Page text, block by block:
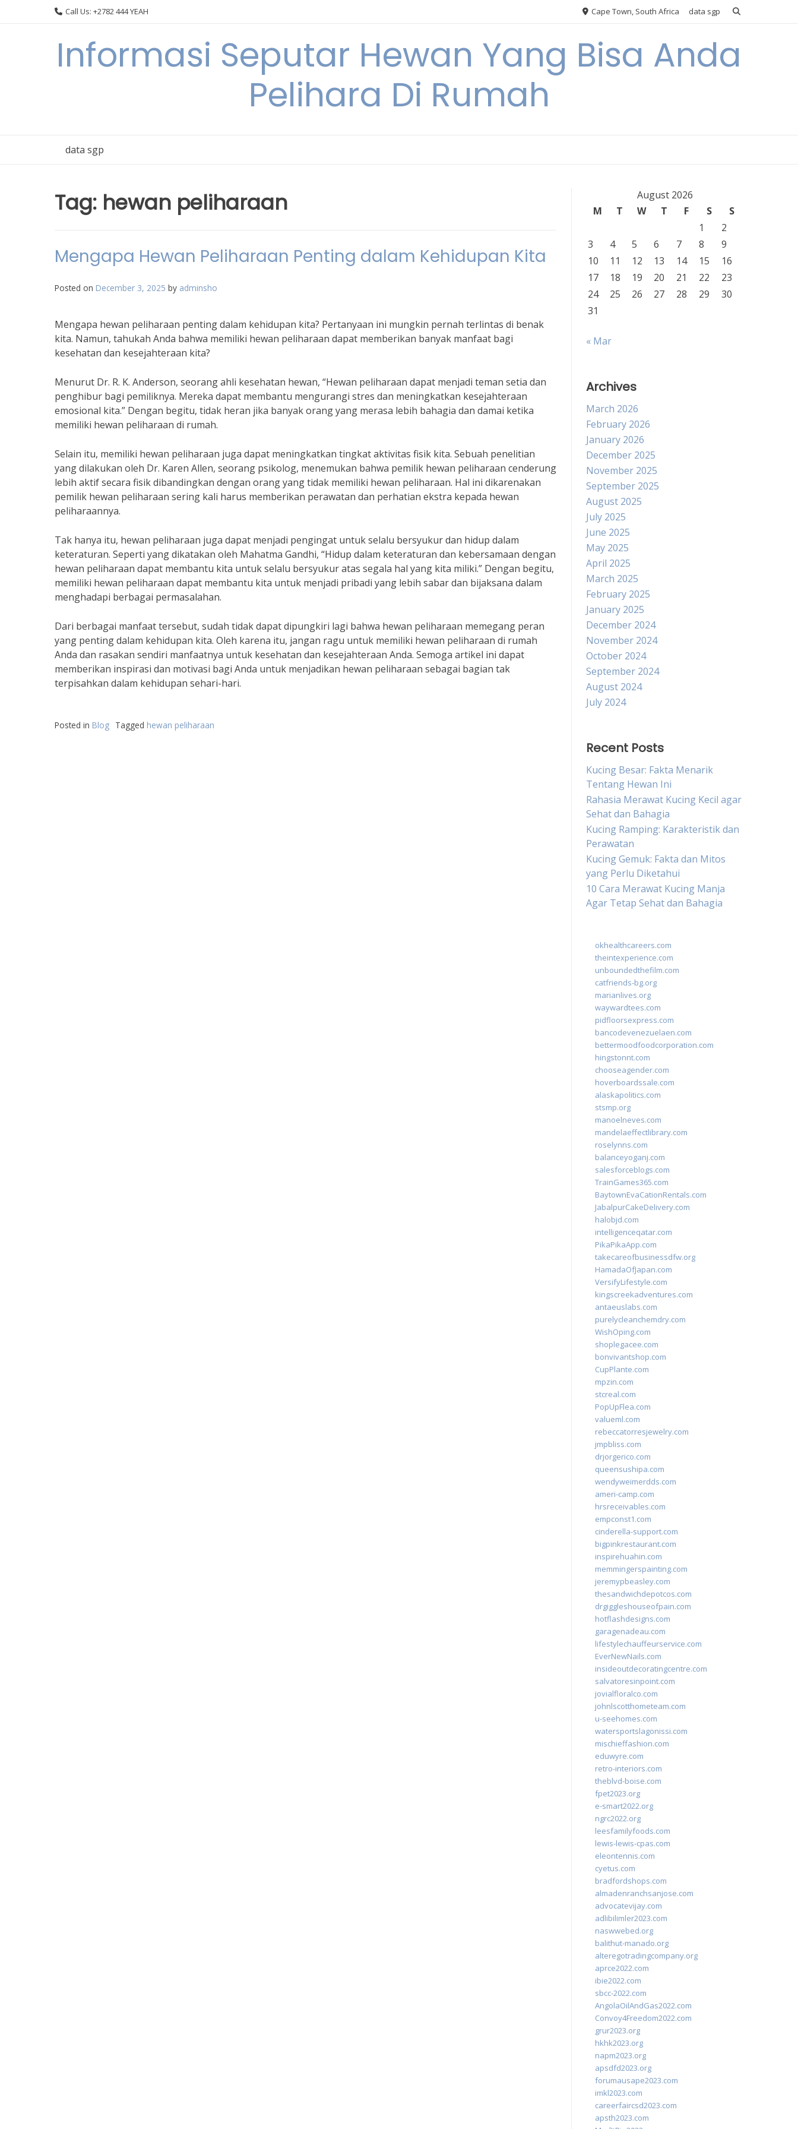
Call Us: +2782 444 YEAH Cape Town, South Africa data sgp
Informasi Seputar Hewan Yang Bisa Anda
Pelihara Di Rumah
data sgp
Tag: hewan peliharaan
Mengapa Hewan Peliharaan Penting dalam Kehidupan Kita
Posted on December 3, 2025 by adminsho
Mengapa hewan peliharaan penting dalam kehidupan kita? Pertanyaan ini mungkin pernah terlintas di benak
kita. Namun, tahukah Anda bahwa memiliki hewan peliharaan dapat memberikan banyak manfaat bagi
kesehatan dan kesejahteraan kita?
Menurut Dr. R. K. Anderson, seorang ahli kesehatan hewan, “Hewan peliharaan dapat menjadi teman setia dan
penghibur bagi pemiliknya. Mereka dapat membantu mengurangi stres dan meningkatkan kesejahteraan
emosional kita.” Dengan begitu, tidak heran jika banyak orang yang merasa lebih bahagia dan damai ketika
memiliki hewan peliharaan di rumah.
Selain itu, memiliki hewan peliharaan juga dapat meningkatkan tingkat aktivitas fisik kita. Sebuah penelitian
yang dilakukan oleh Dr. Karen Allen, seorang psikolog, menemukan bahwa pemilik hewan peliharaan cenderung
lebih aktif secara fisik dibandingkan dengan orang yang tidak memiliki hewan peliharaan. Hal ini dikarenakan
pemilik hewan peliharaan sering kali harus memberikan perawatan dan perhatian ekstra kepada hewan
peliharaannya.
Tak hanya itu, hewan peliharaan juga dapat menjadi pengingat untuk selalu bersyukur dan hidup dalam
keteraturan. Seperti yang dikatakan oleh Mahatma Gandhi, “Hidup dalam keteraturan dan kebersamaan dengan
hewan peliharaan dapat membantu kita untuk selalu bersyukur atas segala hal yang kita miliki.” Dengan begitu,
memiliki hewan peliharaan dapat membantu kita untuk menjadi pribadi yang lebih sabar dan bijaksana dalam
menghadapi berbagai permasalahan.
Dari berbagai manfaat tersebut, sudah tidak dapat dipungkiri lagi bahwa hewan peliharaan memegang peran
yang penting dalam kehidupan kita. Oleh karena itu, jangan ragu untuk memiliki hewan peliharaan di rumah
Anda dan rasakan sendiri manfaatnya untuk kesehatan dan kesejahteraan Anda. Semoga artikel ini dapat
memberikan inspirasi dan motivasi bagi Anda untuk menjadikan hewan peliharaan sebagai bagian tak
terpisahkan dalam kehidupan sehari-hari.
Posted in Blog Tagged hewan peliharaan
August 2026
M
T W T F S
S
1
2
3
4 5 6 7 8
9
10
11 12 13 14 15
16
17
18 19 20 21 22
23
24
25 26 27 28 29
30
31
« Mar
Archives
March 2026
February 2026
January 2026
December 2025
November 2025
September 2025
August 2025
July 2025
June 2025
May 2025
April 2025
March 2025
February 2025
January 2025
December 2024
November 2024
October 2024
September 2024
August 2024
July 2024
Recent Posts
Kucing Besar: Fakta Menarik
Tentang Hewan Ini
Rahasia Merawat Kucing Kecil agar
Sehat dan Bahagia
Kucing Ramping: Karakteristik dan
Perawatan
Kucing Gemuk: Fakta dan Mitos
yang Perlu Diketahui
10 Cara Merawat Kucing Manja
Agar Tetap Sehat dan Bahagia
okhealthcareers.com
theintexperience.com
unboundedthefilm.com
catfriends-bg.org
marianlives.org
waywardtees.com
pidfloorsexpress.com
bancodevenezuelaen.com
bettermoodfoodcorporation.com
hingstonnt.com
chooseagender.com
hoverboardssale.com
alaskapolitics.com
stsmp.org
manoelneves.com
mandelaeffectlibrary.com
roselynns.com
balanceyoganj.com
salesforceblogs.com
TrainGames365.com
BaytownEvaCationRentals.com
JabalpurCakeDelivery.com
halobjd.com
intelligenceqatar.com
PikaPikaApp.com
takecareofbusinessdfw.org
HamadaOfJapan.com
VersifyLifestyle.com
kingscreekadventures.com
antaeuslabs.com
purelycleanchemdry.com
WishOping.com
shoplegacee.com
bonvivantshop.com
CupPlante.com
mpzin.com
stcreal.com
PopUpFlea.com
valueml.com
rebeccatorresjewelry.com
jmpbliss.com
drjorgerico.com
queensushipa.com
wendyweimerdds.com
ameri-camp.com
hrsreceivables.com
empconst1.com
cinderella-support.com
bigpinkrestaurant.com
inspirehuahin.com
memmingerspainting.com
jeremypbeasley.com
thesandwichdepotcos.com
drgiggleshouseofpain.com
hotflashdesigns.com
garagenadeau.com
lifestylechauffeurservice.com
EverNewNails.com
insideoutdecoratingcentre.com
salvatoresinpoint.com
jovialfloralco.com
johnlscotthometeam.com
u-seehomes.com
watersportslagonissi.com
mischieffashion.com
eduwyre.com
retro-interiors.com
theblvd-boise.com
fpet2023.org
e-smart2022.org
ngrc2022.org
leesfamilyfoods.com
lewis-lewis-cpas.com
eleontennis.com
cyetus.com
bradfordshops.com
almadenranchsanjose.com
advocatevijay.com
adlibilimler2023.com
naswwebed.org
balithut-manado.org
alteregotradingcompany.org
aprce2022.com
ibie2022.com
sbcc-2022.com
AngolaOilAndGas2022.com
Convoy4Freedom2022.com
grur2023.org
hkhk2023.org
napm2023.org
apsdfd2023.org
forumausape2023.com
imkl2023.com
careerfaircsd2023.com
apsth2023.com